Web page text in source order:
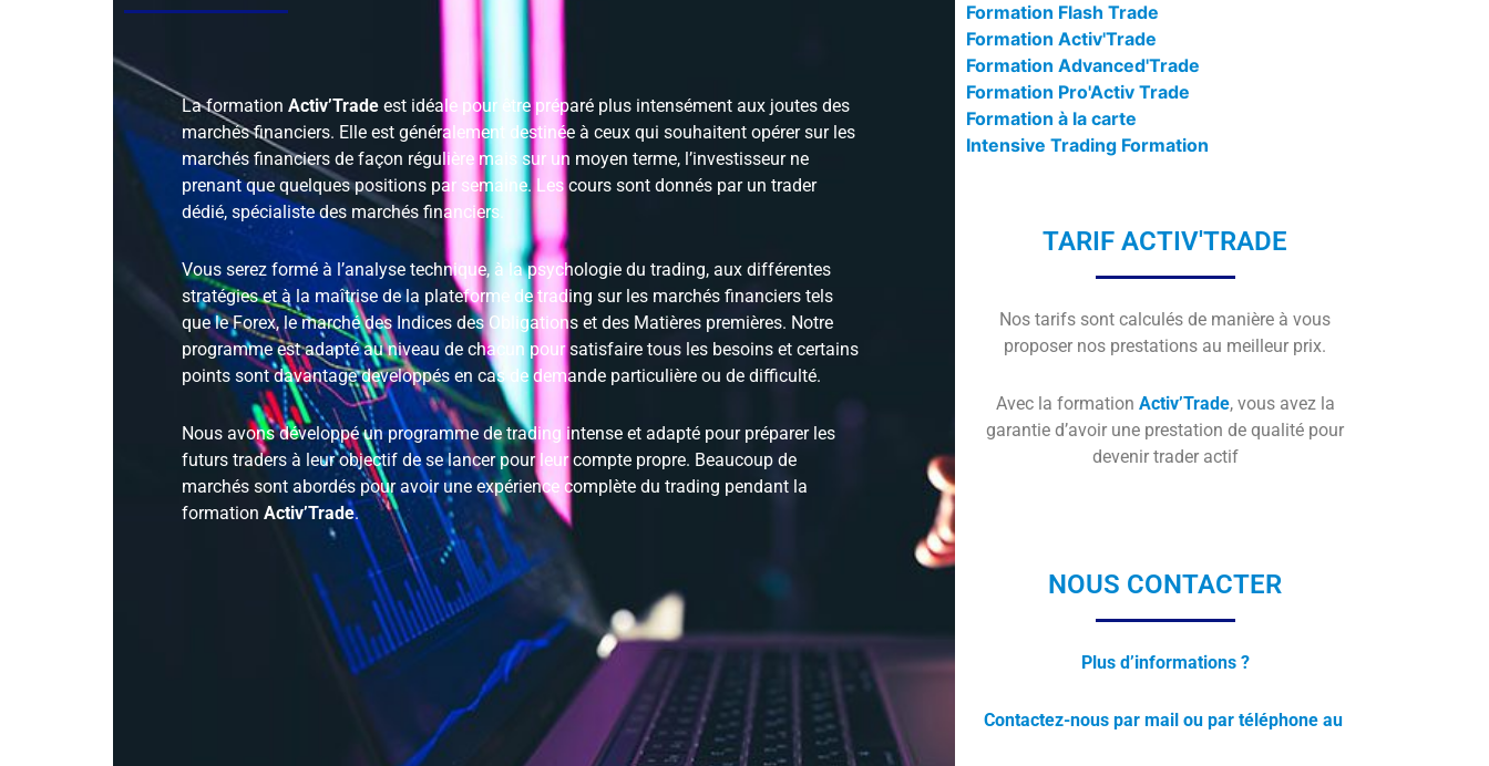
La formation Activ’Tradeest idéale pour être préparé plus intensément aux joutes des
marchés financiers. Elle est généralement destinée à ceux qui souhaitent opérer sur les
marchés financiers de façon régulière mais sur un moyen terme, l’investisseur ne
prenant que quelques positions par semaine. Les cours sont donnés par un trader
dédié, spécialiste des marchés financiers.
Vous serez formé à l’analyse technique, à la psychologie du trading, aux différentes
stratégies et à la maîtrise de la plateforme de trading sur les marchés financiers tels
que le Forex, le marché des Indices des Obligations et des Matières premières. Notre
programme est adapté au niveau de chacun pour satisfaire tous les besoins et certains
points sont davantage developpés en cas de demande particulière ou de difficulté.
Nous avons développé un programme de trading intense et adapté pour préparer les
futurs traders à leur objectif de se lancer pour leur compte propre. Beaucoup de
marchés sont abordés pour avoir une expérience complète du trading pendant la
formation Activ’Trade.
Formation Flash Trade
Formation Activ'Trade
Formation Advanced'Trade
Formation Pro'Activ Trade
Formation à la carte
Intensive Trading Formation
TARIF ACTIV'TRADE
Nos tarifs sont calculés de manière à vous
proposer nos prestations au meilleur prix.
Avec la formation Activ’Trade, vous avez la
garantie d’avoir une prestation de qualité pour
devenir trader actif
NOUS CONTACTER
Plus d’informations ?
Contactez-nous par mail ou par téléphone au